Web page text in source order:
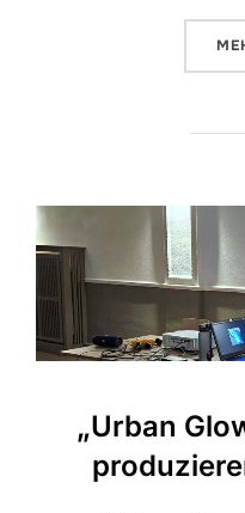
„Urban